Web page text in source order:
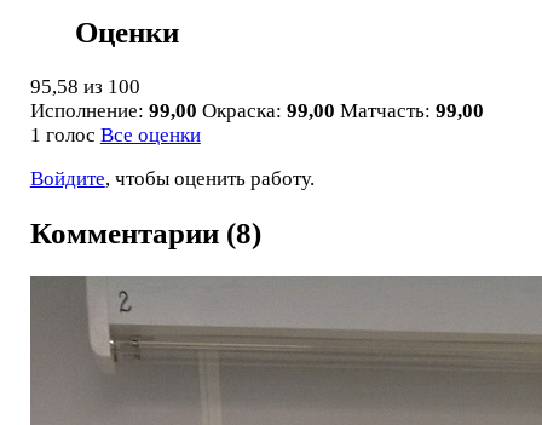
Оценки
95,58 из 100
Исполнение: 99,00 Окраска: 99,00 Матчасть: 99,00
1 голос Все оценки
Войдите, чтобы оценить работу.
Комментарии (8)